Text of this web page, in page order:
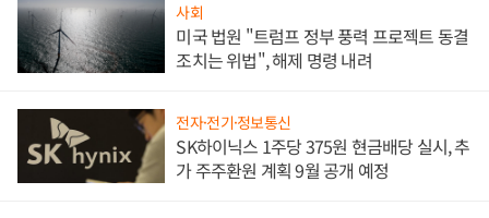
사회
미국 법원 "트럼프 정부 풍력 프로젝트 동결
조치는 위법", 해제 명령 내려
전자·전기·정보통신
SK하이닉스 1주당 375원 현금배당 실시, 추
가 주주환원 계획 9월 공개 예정